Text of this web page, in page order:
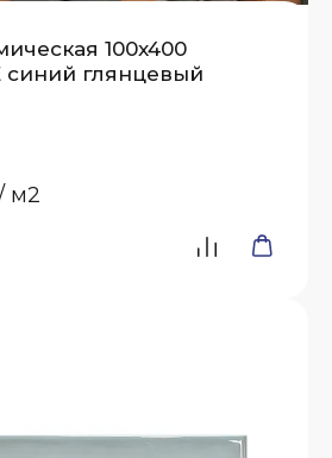
100x400
синий глянцевый
м2